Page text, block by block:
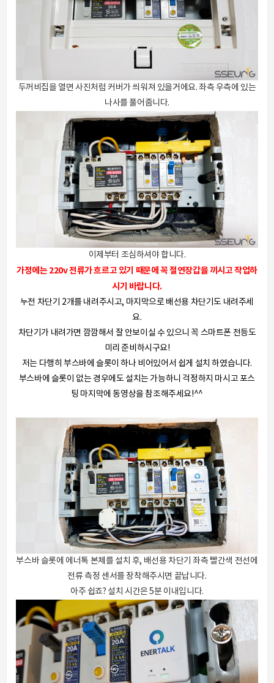
두꺼비집을 열면 사진처럼 커버가 씌워져 있을거에요. 좌측 우측에 있는
나사를 풀어줍니다.
이제부터 조심하셔야 합니다.
가정에는 220v 전류가 흐르고 있기 때문에 꼭 절연장갑을 끼시고 작업하
시기 바랍니다.
누전 차단기 2개를 내려주시고, 마지막으로 배선용 차단기도 내려주세
요.
차단기가 내려가면 깜깜해서 잘 안보이실 수 있으니 꼭 스마트폰 전등도
미리 준비하시구요!
저는 다행히 부스바에 슬롯이 하나 비어있어서 쉽게 설치 하였습니다.
부스바에 슬롯이 없는 경우에도 설치는 가능하니 걱정하지 마시고 포스
팅 마지막에 동영상을 참조해주세요!^^
부스바 슬롯에 에너톡 본체를 설치 후, 배선용 차단기 좌측 빨간색 전선에
전류 측정 센서를 장착해주시면 끝납니다.
아주 쉽죠? 설치 시간은 5분 이내입니다.